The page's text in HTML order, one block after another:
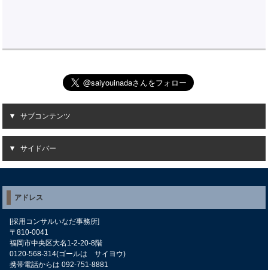
サブコンテンツ
サイドバー
アドレス
[採用コンサルいなだ事務所]
〒810-0041
福岡市中央区大名1-2-20-8階
0120-568-314(ゴールは サイヨウ)
携帯電話からは 092-751-8881